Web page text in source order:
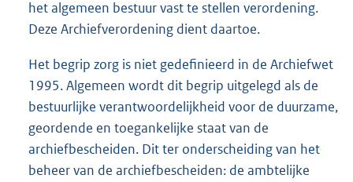
het algemeen bestuur vast te stellen verordening.
Deze Archiefverordening dient daartoe.
Het begrip zorg is niet gedefinieerd in de Archiefwet
1995. Algemeen wordt dit begrip uitgelegd als de
bestuurlijke verantwoordelijkheid voor de duurzame,
geordende en toegankelijke staat van de
archiefbescheiden. Dit ter onderscheiding van het
beheer van de archiefbescheiden: de ambtelijke